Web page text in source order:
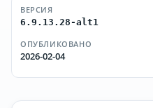
ВЕРСИЯ
6.9.13.28-alt1
ОПУБЛИКОВАНО
2026-02-04